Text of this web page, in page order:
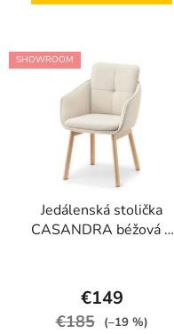
SHOWROOM
Jedálenská stolička
CASANDRA béžová +
€149
€185 (–19 %)